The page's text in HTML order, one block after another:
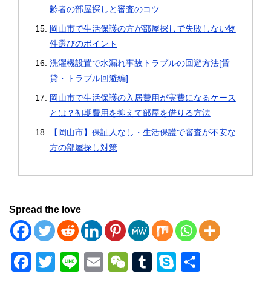
齢者の部屋探しと審査のコツ
岡山市で生活保護の方が部屋探しで失敗しない物
件選びのポイント
洗濯機設置で水漏れ事故トラブルの回避方法[賃
貸・トラブル回避編]
岡山市で生活保護の入居費用が実費になるケース
とは？初期費用を抑えて部屋を借りる方法
【岡山市】保証人なし・生活保護で審査が不安な
方の部屋探し対策
Spread the love
F
T
Li
E
W
T
S